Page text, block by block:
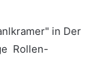
in Der
Rollen-